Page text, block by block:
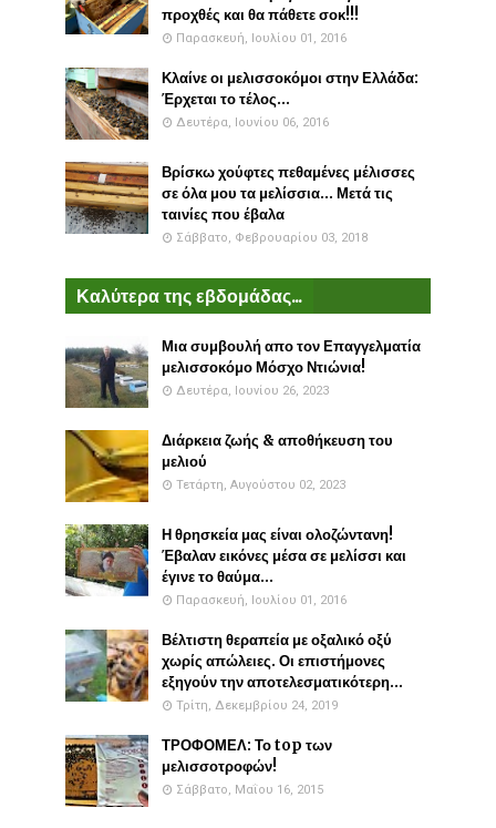
προχθές και θα πάθετε σοκ!!!
Παρασκευή, Ιουλίου 01, 2016
Κλαίνε οι μελισσοκόμοι στην Ελλάδα:
Έρχεται το τέλος...
Δευτέρα, Ιουνίου 06, 2016
Βρίσκω χούφτες πεθαμένες μέλισσες
σε όλα μου τα μελίσσια... Μετά τις
ταινίες που έβαλα
Σάββατο, Φεβρουαρίου 03, 2018
Καλύτερα της εβδομάδας...
Μια συμβουλή απο τον Επαγγελματία
μελισσοκόμο Μόσχο Ντιώνια!
Δευτέρα, Ιουνίου 26, 2023
Διάρκεια ζωής & αποθήκευση του
μελιού
Τετάρτη, Αυγούστου 02, 2023
Η θρησκεία μας είναι ολοζώντανη!
Έβαλαν εικόνες μέσα σε μελίσσι και
έγινε το θαύμα...
Παρασκευή, Ιουλίου 01, 2016
Βέλτιστη θεραπεία με οξαλικό οξύ
χωρίς απώλειες. Οι επιστήμονες
εξηγούν την αποτελεσματικότερη...
Τρίτη, Δεκεμβρίου 24, 2019
ΤΡΟΦΟΜΕΛ: Το top των
μελισσοτροφών!
Σάββατο, Μαΐου 16, 2015